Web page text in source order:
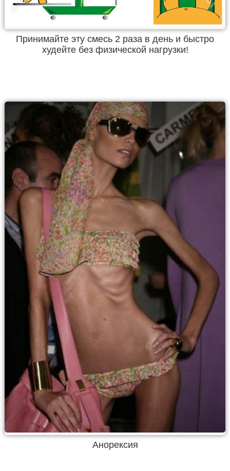
Принимайте эту смесь 2 раза в день и быстро
худейте без физической нагрузки!
Анорексия